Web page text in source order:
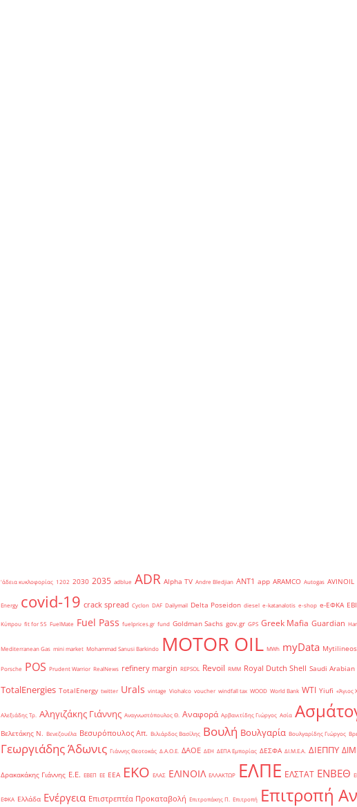
'άδεια κυκλοφορίας 1202 2030 2035 adblue ADR Alpha TV Andre Bledjian ANT1 app ARAMCO Autogas AVINOIL
Energy covid-19 crack spread Cyclon DAF Dailymail Delta Poseidon diesel e-katanalotis e-shop e-ΕΦΚΑ
Κύπρου fit for 55 FuelMate Fuel Pass fuelprices.gr fund Goldman Sachs gov.gr GPS Greek Mafia Guardian
Mediterranean Gas mini market Mohammad Sanusi Barkindo MOTOR OIL MWh myData Mytilineos
Porsche POS Prudent Warrior RealNews refinery margin REPSOL Revoil RMM Royal Dutch Shell Saudi
TotalEnergies TotalEnergy twitter Urals vintage Viohalco voucher windfall tax WOOD World Bank WTI Yiufi «Άγιος
Αλεξιάδης Τρ. Αληγιζάκης Γιάννης Αναγνωστόπουλος Θ. Αναφορά Αρβανιτίδης Γιώργος Ασία
Βελετάκης Ν. Βενεζουέλα Βεσυρόπουλος Απ. Βιλιάρδος Βασίλης Βουλή Βουλγαρία Βουλγαρίδης Γιώργος
Γεωργιάδης Άδωνις Γιάννης Θεοτοκάς Δ.Α.Ο.Ε. ΔΑΟΕ ΔΕΗ ΔΕΠΑ Εμπορίας ΔΕΣΦΑ ΔΙ.Μ.Ε.Α. ΔΙΕΠΠΥ
Δρακακάκης Γιάννης Ε.Ε. ΕΒΕΠ ΕΕ ΕΕΑ ΕΚΟ ΕΛΑΣ ΕΛΙΝΟΙΛ ΕΛΛΑΚΤΩΡ ΕΛΠΕ ΕΛΣΤΑΤ ΕΝΒΕΘ
ΕΦΚΑ Ελλάδα Ενέργεια Επιστρεπτέα Προκαταβολή Επιτροπάκης Π. Επιτροπή Επιτροπή